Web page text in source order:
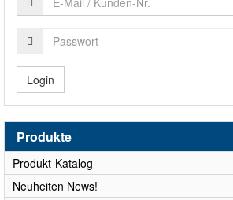
Login
Produkte
Produkt-Katalog
Neuheiten News!